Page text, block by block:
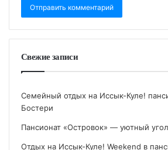
Свежие записи
Семейный отдых на Иссык-Куле!
Бостери
Пансионат «Островок» — уютный
Отдых на Иссык-Куле! Weekend в